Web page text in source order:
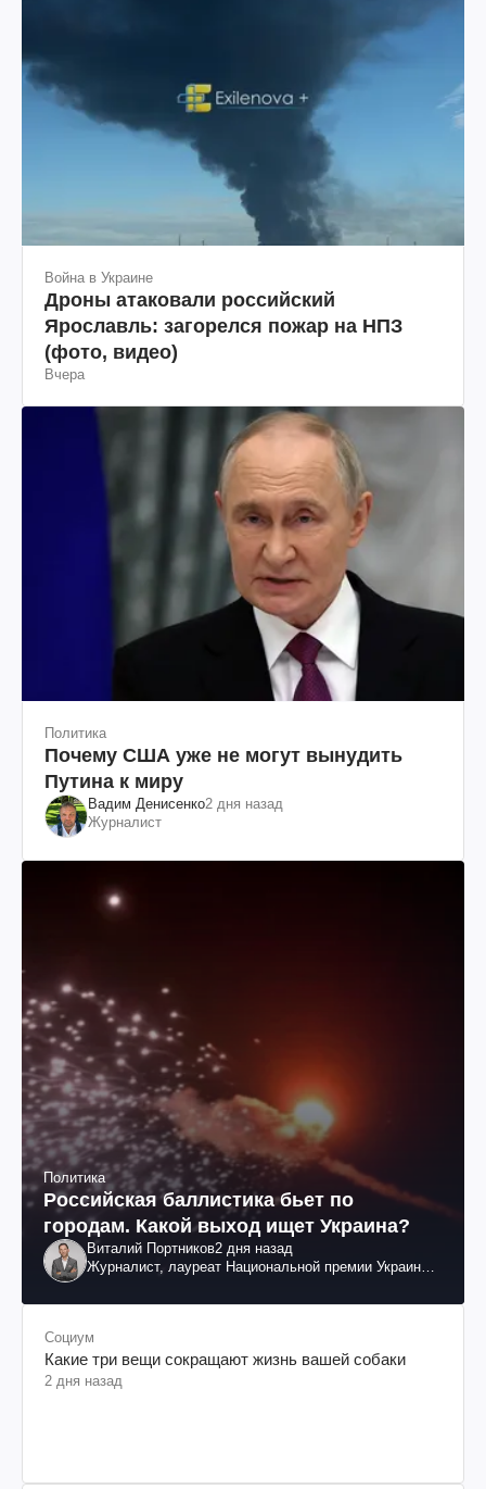
Война в Украине
Дроны атаковали российский
Ярославль: загорелся пожар на НПЗ
(фото, видео)
Вчера
Политика
Почему США уже не могут вынудить
Путина к миру
Вадим Денисенко2 дня назад
Журналист
Политика
Российская баллистика бьет по
городам. Какой выход ищет Украина?
Виталий Портников2 дня назад
Журналист, лауреат Национальной премии Украины
Социум
Какие три вещи сокращают жизнь вашей собаки
2 дня назад